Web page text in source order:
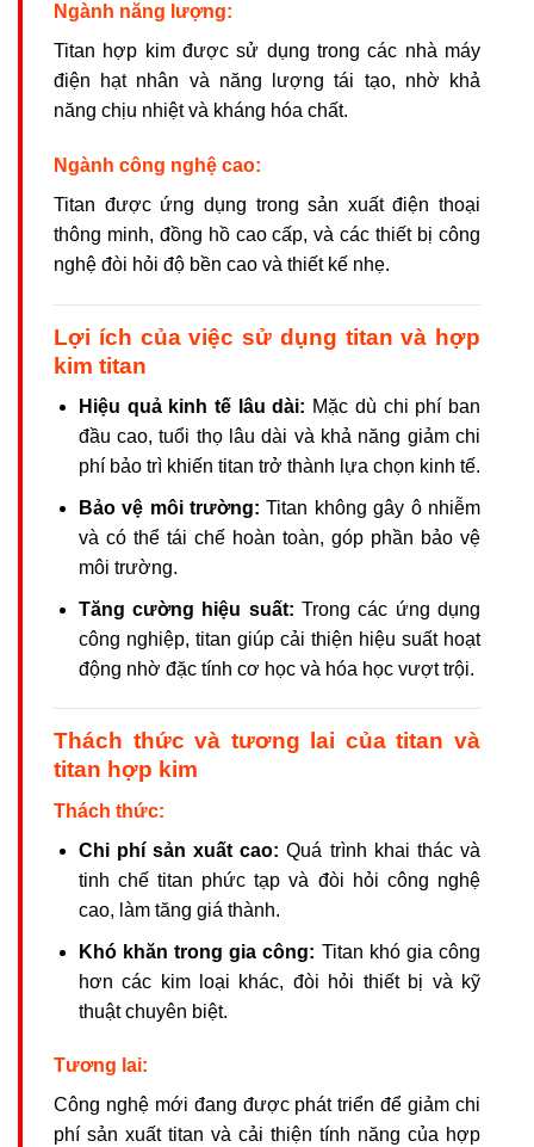
Ngành năng lượng:
Titan hợp kim được sử dụng trong các nhà máy
điện hạt nhân và năng lượng tái tạo, nhờ khả
năng chịu nhiệt và kháng hóa chất.
Ngành công nghệ cao:
Titan được ứng dụng trong sản xuất điện thoại
thông minh, đồng hồ cao cấp, và các thiết bị công
nghệ đòi hỏi độ bền cao và thiết kế nhẹ.
Lợi ích của việc sử dụng titan và hợp
kim titan
Hiệu quả kinh tế lâu dài: Mặc dù chi phí ban
đầu cao, tuổi thọ lâu dài và khả năng giảm chi
phí bảo trì khiến titan trở thành lựa chọn kinh tế.
Bảo vệ môi trường: Titan không gây ô nhiễm
và có thể tái chế hoàn toàn, góp phần bảo vệ
môi trường.
Tăng cường hiệu suất: Trong các ứng dụng
công nghiệp, titan giúp cải thiện hiệu suất hoạt
động nhờ đặc tính cơ học và hóa học vượt trội.
Thách thức và tương lai của titan và
titan hợp kim
Thách thức:
Chi phí sản xuất cao: Quá trình khai thác và
tinh chế titan phức tạp và đòi hỏi công nghệ
cao, làm tăng giá thành.
Khó khăn trong gia công: Titan khó gia công
hơn các kim loại khác, đòi hỏi thiết bị và kỹ
thuật chuyên biệt.
Tương lai:
Công nghệ mới đang được phát triển để giảm chi
phí sản xuất titan và cải thiện tính năng của hợp